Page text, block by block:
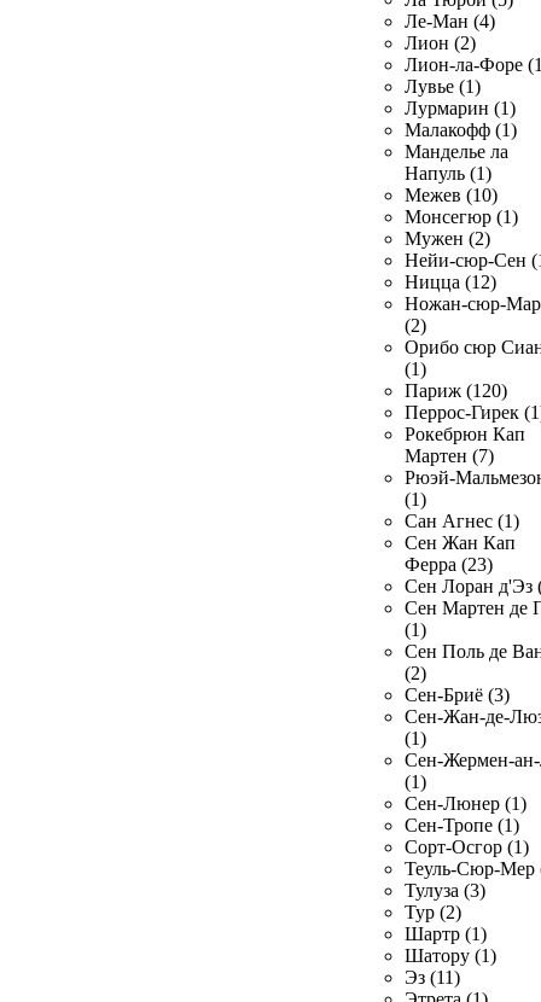
Ле-Ман (4)
Лион (2)
Лион-ла-Форе
Лувье (1)
Лурмарин (1)
Малакофф (1)
Манделье ла
Напуль (1)
Межев (10)
Монсегюр (1)
Мужен (2)
Нейи-сюр-Сен
Ницца (12)
Ножан-сюр-
(2)
Орибо сюр
(1)
Париж (120)
Перрос-Гирек
Рокебрюн Кап
Мартен (7)
Рюэй-
(1)
Сан Агнес (1)
Сен Жан Кап
Ферра (23)
Сен Лоран д'Эз
Сен Мартен де
(1)
Сен Поль де
(2)
Сен-Бриё (3)
Сен-Жан-де-
(1)
Сен-Жермен-
(1)
Сен-Люнер (1)
Сен-Тропе (1)
Сорт-Осгор (1)
Теуль-Сюр-Мер
Тулуза (3)
Тур (2)
Шартр (1)
Шатору (1)
Эз (11)